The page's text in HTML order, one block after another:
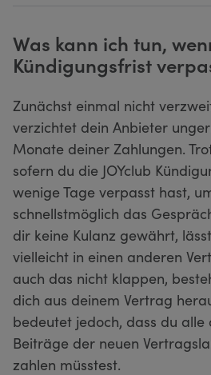
Was kann ich tun,
Kündigungsfrist
Zunächst einmal nicht
verzichtet dein Anbieter
Monate deiner Zahlungen.
sofern du die JOYclub
wenige Tage verpasst hast,
schnellstmöglich das
dir keine Kulanz gewährt,
vielleicht in einen anderen
auch das nicht klappen,
dich aus deinem Vertrag
bedeutet jedoch, dass du
Beiträge der neuen
zahlen müsstest.